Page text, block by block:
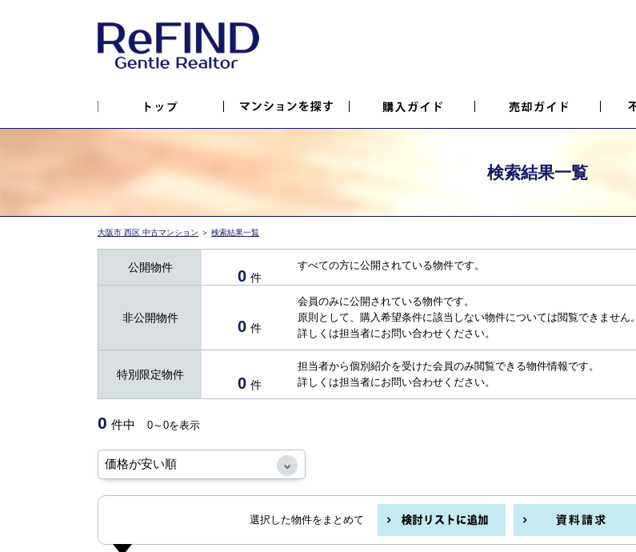
検索結果一覧
大阪市 西区 中古マンション ＞ 検索結果一覧
公開物件 0 件
すべての方に公開されている物件です。
非公開物件 0 件
会員のみに公開されている物件です。
原則として、購入希望条件に該当しない物件については閲覧できません。
詳しくは担当者にお問い合わせください。
特別限定物件 0 件
担当者から個別紹介を受けた会員のみ閲覧できる物件情報です。
詳しくは担当者にお問い合わせください。
0 件中 0～0を表示
選択した物件をまとめて